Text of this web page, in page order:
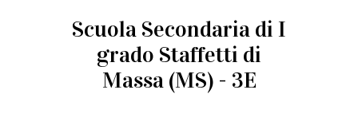
Scuola Secondaria di I
grado Staffetti di
Massa (MS) - 3E